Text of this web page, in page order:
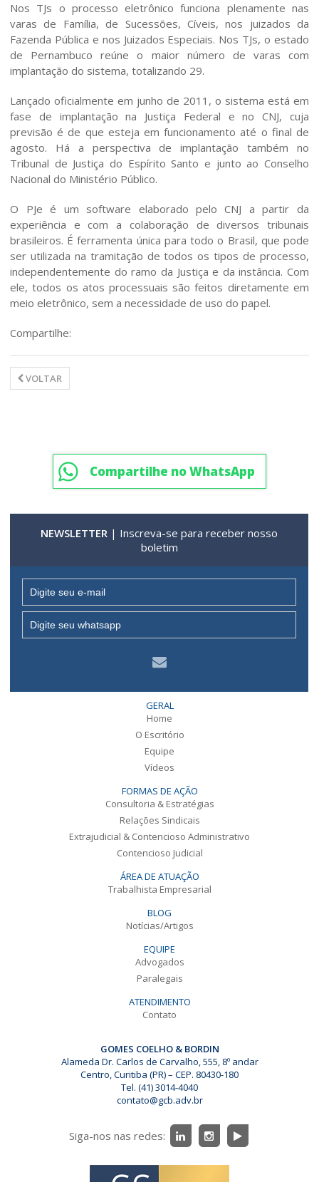
O Escritório
Área de Atuação
Formas de Ação
Equipe
Notícias/Artigos
Nos TJs o processo eletrônico funciona plenamente nas
varas de Família, de Sucessões, Cíveis, nos juizados da
Fazenda Pública e nos Juizados Especiais. Nos TJs, o estado
de Pernambuco reúne o maior número de varas com
implantação do sistema, totalizando 29.
Lançado oficialmente em junho de 2011, o sistema está em
fase de implantação na Justiça Federal e no CNJ, cuja
previsão é de que esteja em funcionamento até o final de
agosto. Há a perspectiva de implantação também no
Tribunal de Justiça do Espírito Santo e junto ao Conselho
Nacional do Ministério Público.
O PJe é um software elaborado pelo CNJ a partir da
experiência e com a colaboração de diversos tribunais
brasileiros. É ferramenta única para todo o Brasil, que pode
ser utilizada na tramitação de todos os tipos de processo,
independentemente do ramo da Justiça e da instância. Com
ele, todos os atos processuais são feitos diretamente em
meio eletrônico, sem a necessidade de uso do papel.
Compartilhe:
VOLTAR
Compartilhe no WhatsApp
NEWSLETTER | Inscreva-se para receber nosso
boletim
GERAL
Home
O Escritório
Equipe
Vídeos
FORMAS DE AÇÃO
Consultoria & Estratégias
Relações Sindicais
Extrajudicial & Contencioso Administrativo
Contencioso Judicial
ÁREA DE ATUAÇÃO
Trabalhista Empresarial
BLOG
Notícias/Artigos
EQUIPE
Advogados
Paralegais
ATENDIMENTO
Contato
GOMES COELHO & BORDIN
Alameda Dr. Carlos de Carvalho, 555, 8º andar
Centro, Curitiba (PR) – CEP. 80430-180
Tel. (41) 3014-4040
contato@gcb.adv.br
Siga-nos nas redes: